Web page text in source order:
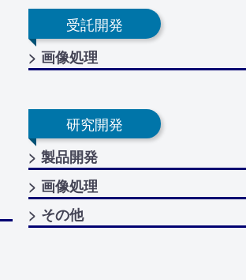
受託開発
> 画像処理
研究開発
> 製品開発
> 画像処理
> その他